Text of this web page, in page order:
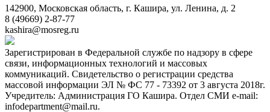
142900, Московская область, г. Кашира, ул. Ленина, д. 2
8 (49669) 2-87-77
kashira@mosreg.ru
Зарегистрирован в Федеральной службе по надзору в сфере
связи, информационных технологий и массовых
коммуникаций. Свидетельство о регистрации средства
массовой информации ЭЛ № ФС 77 - 73392 от 3 августа 2018г.
Учредитель: Администрация ГО Кашира. Отдел СМИ e-mail:
infodepartment@mail.ru.